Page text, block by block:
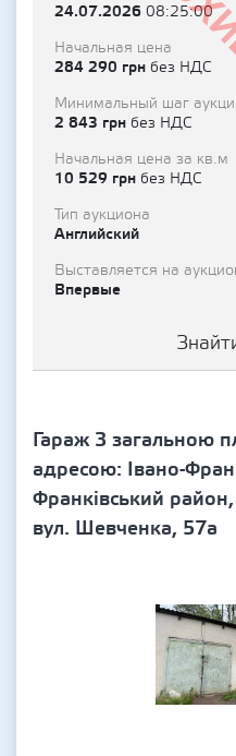
24.07.2026 08:25:00
Начальная цена
284 290 грн без НДС
Минимальный шаг
2 843 грн без НДС
Начальная цена за кв.м
10 529 грн без НДС
Тип аукциона
Английский
Выставляется на
Впервые
Гараж 3 загальною
адресою: Івано-
Франківський
вул. Шевченка, 57а